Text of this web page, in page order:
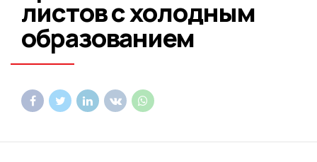
листов с холодным
образованием